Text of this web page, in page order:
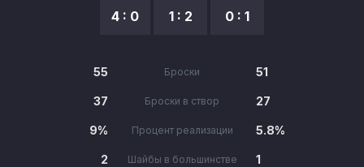
4 : 0 1 : 2 0 : 1
55 Броски 51
37 Броски в створ 27
9% Процент реализации 5.8%
2 Шайбы в большинстве 1